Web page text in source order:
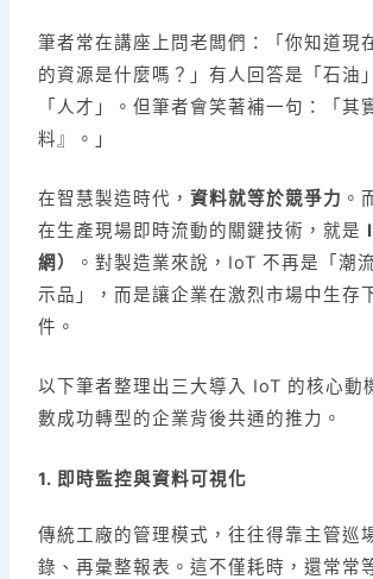
筆者常在講座上問老闆們：「你知道現
的資源是什麼嗎？」有人回答是「石油
「人才」。但筆者會笑著補一句：「其
料』。」
在智慧製造時代，資料就等於競爭力 。
在生產現場即時流動的關鍵技術，就是
網）
。對製造業來說，IoT 不再是「潮
示品」，而是讓企業在激烈市場中生存
件。
以下筆者整理出三大導入 IoT 的核心動
數成功轉型的企業背後共通的推力。
1. 即時監控與資料可視化
傳統工廠的管理模式，往往得靠主管巡
錄、再彙整報表。這不僅耗時，還常常